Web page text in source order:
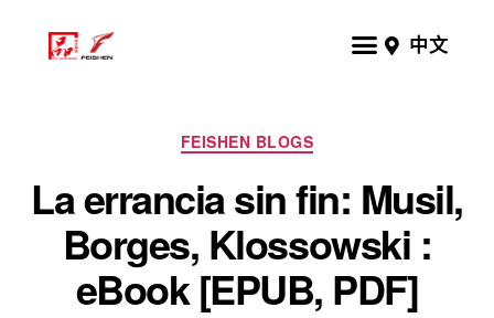
中文
FEISHEN BLOGS
La errancia sin fin: Musil,
Borges, Klossowski :
eBook [EPUB, PDF]